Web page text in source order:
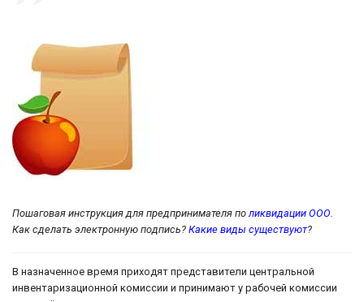
Пошаговая инструкция для предпринимателя поликвидации ООО.
Как сделать электронную подпись? Какие виды существуют?
В назначенное время приходят представители центральной
инвентаризационной комиссии и принимают у рабочей комиссии